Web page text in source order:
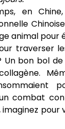
en
animal pour
traverser
Un bon bol
combat
imaginez pour